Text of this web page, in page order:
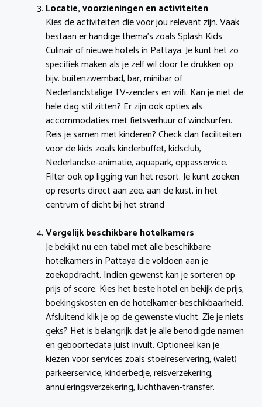
Locatie, voorzieningen en activiteiten
Kies de activiteiten die voor jou relevant zijn. Vaak
bestaan er handige thema’s zoals Splash Kids
Culinair of nieuwe hotels in Pattaya. Je kunt het zo
specifiek maken als je zelf wil door te drukken op
bijv. buitenzwembad, bar, minibar of
Nederlandstalige TV-zenders en wifi. Kan je niet de
hele dag stil zitten? Er zijn ook opties als
accommodaties met fietsverhuur of windsurfen.
Reis je samen met kinderen? Check dan faciliteiten
voor de kids zoals kinderbuffet, kidsclub,
Nederlandse-animatie, aquapark, oppasservice.
Filter ook op ligging van het resort. Je kunt zoeken
op resorts direct aan zee, aan de kust, in het
centrum of dicht bij het strand
Vergelijk beschikbare hotelkamers
Je bekijkt nu een tabel met alle beschikbare
hotelkamers in Pattaya die voldoen aan je
zoekopdracht. Indien gewenst kan je sorteren op
prijs of score. Kies het beste hotel en bekijk de prijs,
boekingskosten en de hotelkamer-beschikbaarheid.
Afsluitend klik je op de gewenste vlucht. Zie je niets
geks? Het is belangrijk dat je alle benodigde namen
en geboortedata juist invult. Optioneel kan je
kiezen voor services zoals stoelreservering, (valet)
parkeerservice, kinderbedje, reisverzekering,
annuleringsverzekering, luchthaven-transfer.